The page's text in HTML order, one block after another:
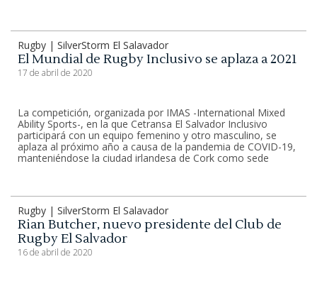
Rugby | SilverStorm El Salavador
El Mundial de Rugby Inclusivo se aplaza a 2021
17 de abril de 2020
La competición, organizada por IMAS -International Mixed
Ability Sports-, en la que Cetransa El Salvador Inclusivo
participará con un equipo femenino y otro masculino, se
aplaza al próximo año a causa de la pandemia de COVID-19,
manteniéndose la ciudad irlandesa de Cork como sede
Rugby | SilverStorm El Salavador
Rian Butcher, nuevo presidente del Club de
Rugby El Salvador
16 de abril de 2020